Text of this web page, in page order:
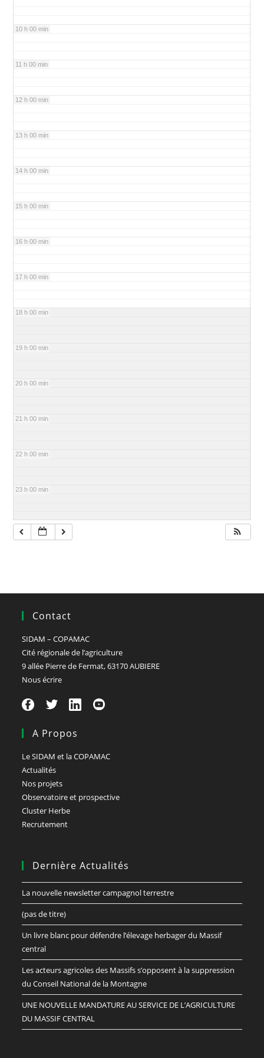
10 h 00 min
11 h 00 min
12 h 00 min
13 h 00 min
14 h 00 min
15 h 00 min
16 h 00 min
17 h 00 min
18 h 00 min
19 h 00 min
20 h 00 min
21 h 00 min
22 h 00 min
23 h 00 min
Contact
SIDAM – COPAMAC
Cité régionale de l’agriculture
9 allée Pierre de Fermat, 63170 AUBIERE
Nous écrire
A Propos
Le SIDAM et la COPAMAC
Actualités
Nos projets
Observatoire et prospective
Cluster Herbe
Recrutement
Dernière Actualités
La nouvelle newsletter campagnol terrestre
(pas de titre)
Un livre blanc pour défendre l’élevage herbager du Massif
central
Les acteurs agricoles des Massifs s’opposent à la suppression
du Conseil National de la Montagne
UNE NOUVELLE MANDATURE AU SERVICE DE L’AGRICULTURE
DU MASSIF CENTRAL